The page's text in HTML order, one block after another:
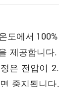
도에서
제공합니
은 전압이
중지됩니